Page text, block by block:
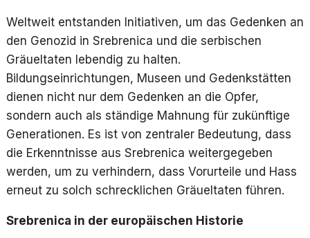
Weltweit entstanden Initiativen, um das Gedenken an
den Genozid in Srebrenica und die serbischen
Gräueltaten lebendig zu halten.
Bildungseinrichtungen, Museen und Gedenkstätten
dienen nicht nur dem Gedenken an die Opfer,
sondern auch als ständige Mahnung für zukünftige
Generationen. Es ist von zentraler Bedeutung, dass
die Erkenntnisse aus Srebrenica weitergegeben
werden, um zu verhindern, dass Vorurteile und Hass
erneut zu solch schrecklichen Gräueltaten führen.
Srebrenica in der europäischen Historie